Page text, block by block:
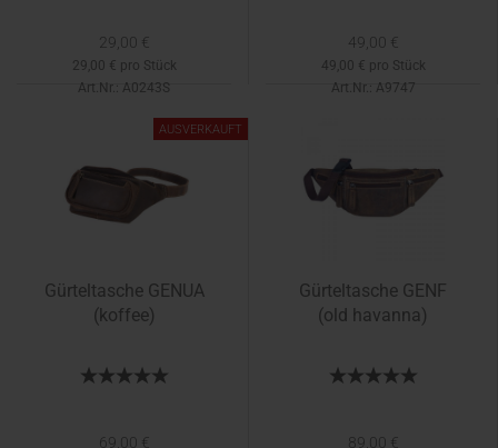
29,00 €
29,00 € pro Stück
Art.Nr.: A0243S
49,00 €
49,00 € pro Stück
Art.Nr.: A9747
AUSVERKAUFT
Gürteltasche GENUA
(koffee)
69,00 €
Gürteltasche GENF
(old havanna)
89,00 €